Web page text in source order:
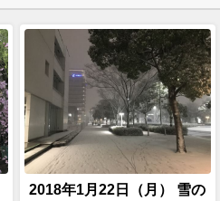
2018年1月22日（月） 雪の